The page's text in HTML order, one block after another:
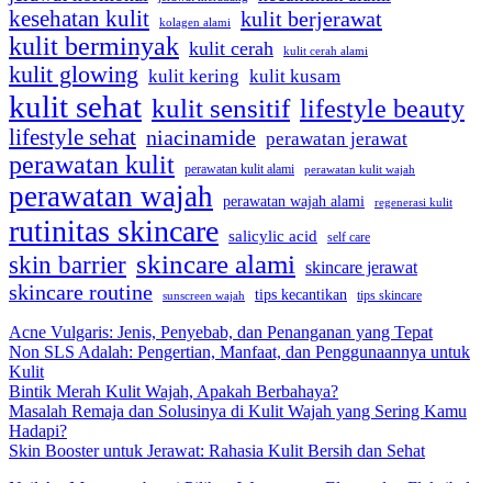
kesehatan kulit kolagen alami kulit berjerawat
kulit berminyak kulit cerah kulit cerah alami
kulit glowing kulit kering kulit kusam
kulit sehat kulit sensitif lifestyle beauty
lifestyle sehat niacinamide perawatan jerawat
perawatan kulit perawatan kulit alami perawatan kulit wajah
perawatan wajah perawatan wajah alami regenerasi kulit
rutinitas skincare salicylic acid self care
skin barrier skincare alami skincare jerawat
skincare routine sunscreen wajah tips kecantikan tips skincare
Acne Vulgaris: Jenis, Penyebab, dan Penanganan yang Tepat
Non SLS Adalah: Pengertian, Manfaat, dan Penggunaannya untuk
Kulit
Bintik Merah Kulit Wajah, Apakah Berbahaya?
Masalah Remaja dan Solusinya di Kulit Wajah yang Sering Kamu
Hadapi?
Skin Booster untuk Jerawat: Rahasia Kulit Bersih dan Sehat